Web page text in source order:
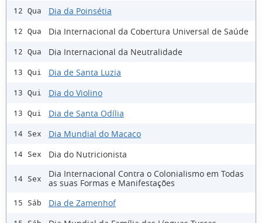
12 Qua Dia da Poinsétia
12 Qua Dia Internacional da Cobertura Universal de Saúde
12 Qua Dia Internacional da Neutralidade
13 Qui Dia de Santa Luzia
13 Qui Dia do Violino
13 Qui Dia de Santa Odília
14 Sex Dia Mundial do Macaco
14 Sex Dia do Nutricionista
14 Sex
Dia Internacional Contra o Colonialismo em Todas
as suas Formas e Manifestações
15 Sáb Dia de Zamenhof